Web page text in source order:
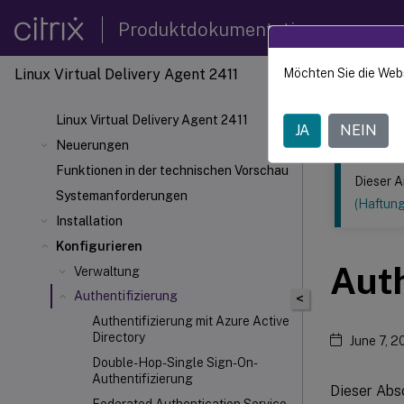
Produktdokumentation
Linux Virtual Delivery Agent 2411
Linux Virtual Delivery Agent 2411
Neuerungen
Funktionen in der technischen Vorschau
Systemanforderungen
Installation
Konfigurieren
Verwaltung
Authentifizierung
Authentifizierung mit Azure Active
Directory
Double-Hop-Single Sign-On-
Authentifizierung
Dieser Inhalt
Linux
<
Dieser
June 7,
Dieser
Möchten Sie die
JA NEIN